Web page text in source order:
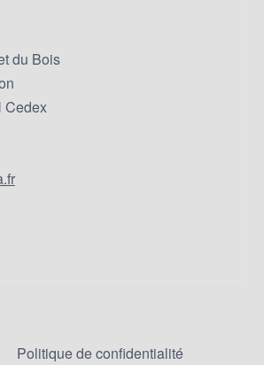
du Bois
Cedex
Politique de confidentialité